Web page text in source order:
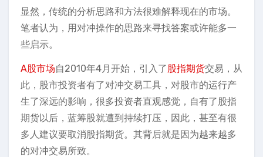
显然，传统的分析思路和方法很难解释现在的市场。
笔者认为，用对冲操作的思路来寻找答案或许能多一
些启示。
A股市场自2010年4月开始，引入了股指期货交易，从
此，股市投资者有了对冲交易工具，对股市的运行产
生了深远的影响，很多投资者直观感觉，自有了股指
期货以后，蓝筹股就遭到持续打压，因此，甚至有很
多人建议要取消股指期货。其背后就是因为越来越多
的对冲交易所致。